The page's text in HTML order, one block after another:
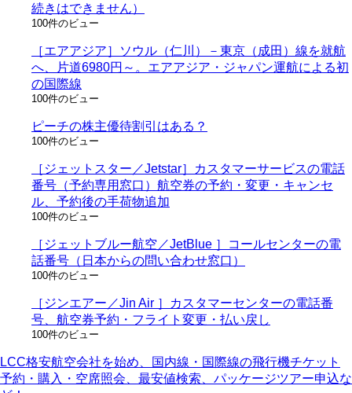
続きはできません）
100件のビュー
［エアアジア］ソウル（仁川）－東京（成田）線を就航
へ、片道6980円～。エアアジア・ジャパン運航による初
の国際線
100件のビュー
ピーチの株主優待割引はある？
100件のビュー
［ジェットスター／Jetstar］カスタマーサービスの電話
番号（予約専用窓口）航空券の予約・変更・キャンセ
ル、予約後の手荷物追加
100件のビュー
［ジェットブルー航空／JetBlue ］コールセンターの電
話番号（日本からの問い合わせ窓口）
100件のビュー
［ジンエアー／Jin Air ］カスタマーセンターの電話番
号、航空券予約・フライト変更・払い戻し
100件のビュー
LCC格安航空会社を始め、国内線・国際線の飛行機チケット
予約・購入・空席照会、最安値検索、パッケージツアー申込な